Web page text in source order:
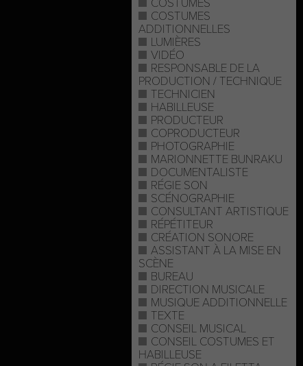
COSTUMES
COSTUMES
ADDITIONNELLES
LUMIÈRES
VIDÉO
RESPONSABLE DE LA
PRODUCTION / TECHNIQUE
TECHNICIEN
HABILLEUSE
PRODUCTEUR
COPRODUCTEUR
PHOTOGRAPHIE
MARIONNETTE BUNRAKU
DOCUMENTALISTE
RÉGIE SON
SCÉNOGRAPHIE
CONSULTANT ARTISTIQUE
RÉPÉTITEUR
CRÉATION SONORE
ASSISTANT À LA MISE EN
SCÈNE
BUREAU
DIRECTION MUSICALE
MUSIQUE ADDITIONNELLE
TEXTE
CONSEIL MUSICAL
CONSEIL COSTUMES ET
HABILLEUSE